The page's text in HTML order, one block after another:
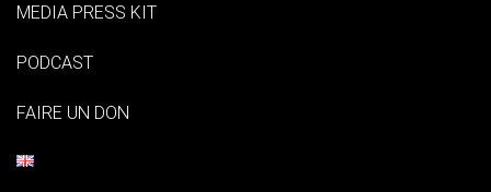
MEDIA PRESS KIT
PODCAST
FAIRE UN DON